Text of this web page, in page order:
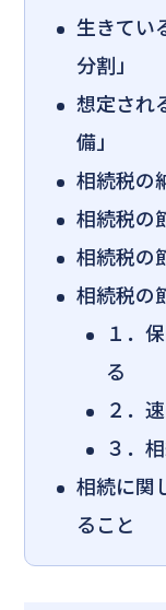
生きてい
分割」
想定され
備」
相続税の
相続税
相続税
相続税
１．
る
２．
３．
相続に関
ること